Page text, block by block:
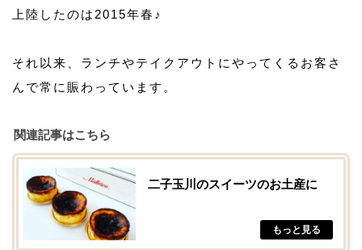
上陸したのは2015年春♪
それ以来、ランチやテイクアウトにやってくるお客さ
んで常に賑わっています。
関連記事はこちら
二子玉川のスイーツのお土産に